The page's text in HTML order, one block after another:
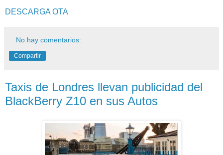
DESCARGA OTA
No hay comentarios:
Compartir
Taxis de Londres llevan publicidad del
BlackBerry Z10 en sus Autos